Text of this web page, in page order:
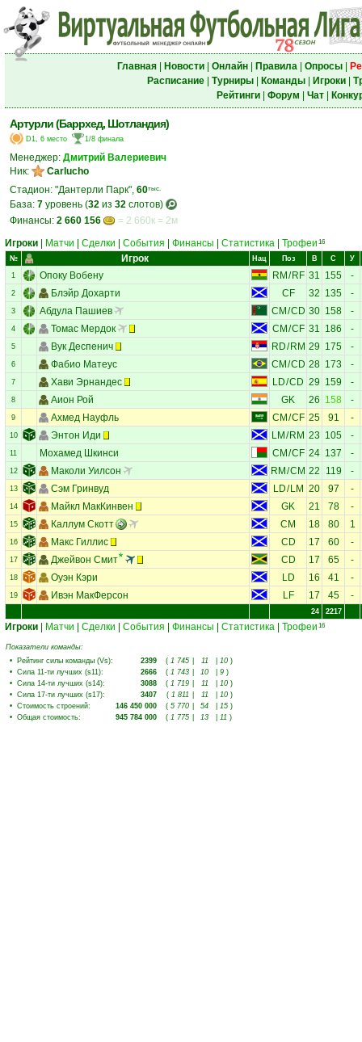
Главная| Новости| Онлайн| Правила| Опросы|
Расписание| Турниры| Команды| Игроки|
Рейтинги| Форум Чат|
Артурли (Баррхед, Шотландия)
D1, 6 место 1/8 финала
Менеджер: Дмитрий Валериевич
Ник:
Carlucho
Стадион: "Дантерли Парк", 60тыс.
База: 7 уровень (32 из 32 слотов)
Финансы: 2 660 156
= 2 660к = 2м
Игроки
Матчи Сделки События Финансы Статистика Трофеи 16
№ Игрок Нац Поз В С У
1 Опоку Вобену RM /RF 31 155 -
2 Блэйр Дохарти CF 32 135 -
3 Абдула Пашиев CM /CD 30 158 -
4 Томас Мердок CM /CF 31 186 -
5 Вук Деспенич RD/RM 29 175 -
6 Фабио Матеус CM /CD 28 173 -
7 Хави Эрнандес LD/CD 29 159 -
8 Аион Рой GK 26 158 -
9 Ахмед Науфль CM /CF 25 91 -
10 Энтон Иди LM / RM 23 105 -
11 Мохамед Шкинси CM /CF 24 137 -
12 Маколи Уилсон RM /CM 22 119 -
13 Сэм Гринвуд LD/LM 20 97 -
14 Майкл МакКинвен GK 21 78 -
15 Каллум Скотт CM 18 80 1
16 Макс Гиллис CD 17 60 -
17 Джейвон Смит CD 17 65 -
18 Оуэн Кэри LD 16 41 -
19 Ивэн МакФерсон LF 17 45 -
24 2217
Игроки Матчи Сделки События Финансы Статистика Трофеи 16
Показатели команды:
• Рейтинг силы команды (Vs): 2399 ( 1 745 11 10 )
• Сила 11-ти лучших (s11): 2666 ( 1 743 10 9 )
• Сила 14-ти лучших (s14): 3088 ( 1 719 11 10 )
• Сила 17-ти лучших (s17): 3407 ( 1 811 11 10 )
• Стоимость строений: 146 450 000 ( 5 770 54 15 )
• Общая стоимость: 945 784 000 ( 1 775 13 11 )